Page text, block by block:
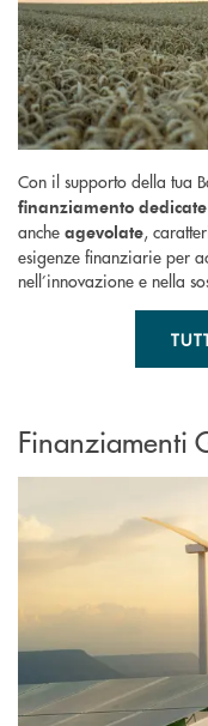
Con il supporto della tua
finanziamento
anche agevolate,
esigenze finanziarie per
nell’innovazione e nella
Finanziamenti